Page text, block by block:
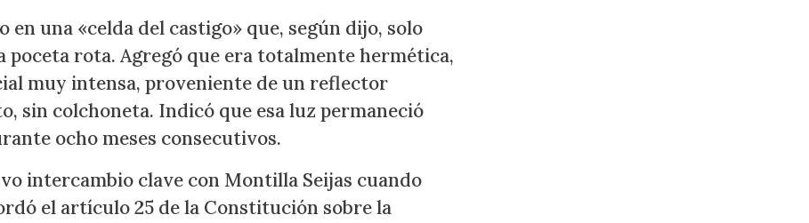
en una «celda del castigo» que, según dijo, solo
poceta rota. Agregó que era totalmente hermética,
muy intensa, proveniente de un reflector
sin colchoneta. Indicó que esa luz permaneció
ocho meses consecutivos.
intercambio clave con Montilla Seijas cuando
el artículo 25 de la Constitución sobre la